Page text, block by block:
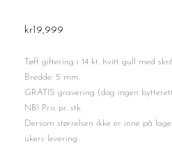
kr 19,999
Tøff giftering i 14 kt. hvitt gull med
Bredde: 5 mm.
GRATIS gravering (dog ingen
NB! Pris pr. stk.
Dersom størrelsen ikke er inne på
ukers levering.